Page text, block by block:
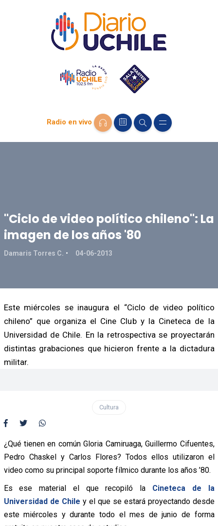
Radio en vivo
"Ciclo de video político chileno": La
imagen de los años '80
Damaris Torres C. 04-06-2013
Este miércoles se inaugura el “Ciclo de video político
chileno” que organiza el Cine Club y la Cineteca de la
Universidad de Chile. En la retrospectiva se proyectarán
distintas grabaciones que hicieron frente a la dictadura
militar.
Cultura
¿Qué tienen en común Gloria Camiruaga, Guillermo Cifuentes,
Pedro Chaskel y Carlos Flores? Todos ellos utilizaron el
video como su principal soporte fílmico durante los años ’80.
Es ese material el que recopiló la Cineteca de la
Universidad de Chile y el que se estará proyectando desde
este miércoles y durante todo el mes de junio de forma